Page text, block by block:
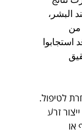
البشر،
من
استجابوا
לטיפול.
זרע
או